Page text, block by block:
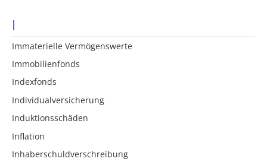
I
Immaterielle Vermögenswerte
Immobilienfonds
Indexfonds
Individualversicherung
Induktionsschäden
Inflation
Inhaberschuldverschreibung